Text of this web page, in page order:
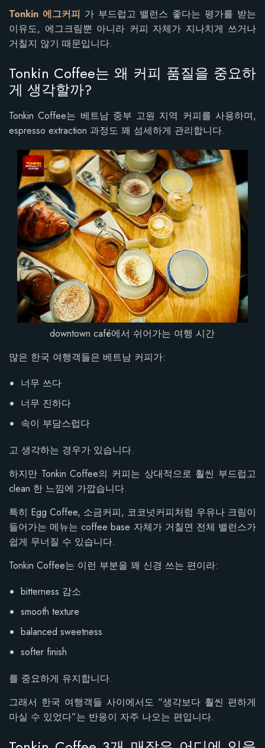
Tonkin 에그커피 가 부드럽고 밸런스 좋다는 평가를 받는
이유도, 에그크림뿐 아니라 커피 자체가 지나치게 쓰거나
거칠지 않기 때문입니다.
Tonkin Coffee는 왜 커피 품질을 중요하
게 생각할까?
Tonkin Coffee는 베트남 중부 고원 지역 커피를 사용하며,
espresso extraction 과정도 꽤 섬세하게 관리합니다.
downtown café에서 쉬어가는 여행 시간
많은 한국 여행객들은 베트남 커피가:
너무 쓰다
너무 진하다
속이 부담스럽다
고 생각하는 경우가 있습니다.
하지만 Tonkin Coffee의 커피는 상대적으로 훨씬 부드럽고
clean 한 느낌에 가깝습니다.
특히 Egg Coffee, 소금커피, 코코넛커피처럼 우유나 크림이
들어가는 메뉴는 coffee base 자체가 거칠면 전체 밸런스가
쉽게 무너질 수 있습니다.
Tonkin Coffee는 이런 부분을 꽤 신경 쓰는 편이라:
bitterness 감소
smooth texture
balanced sweetness
softer finish
를 중요하게 유지합니다.
그래서 한국 여행객들 사이에서도 “생각보다 훨씬 편하게
마실 수 있었다”는 반응이 자주 나오는 편입니다.